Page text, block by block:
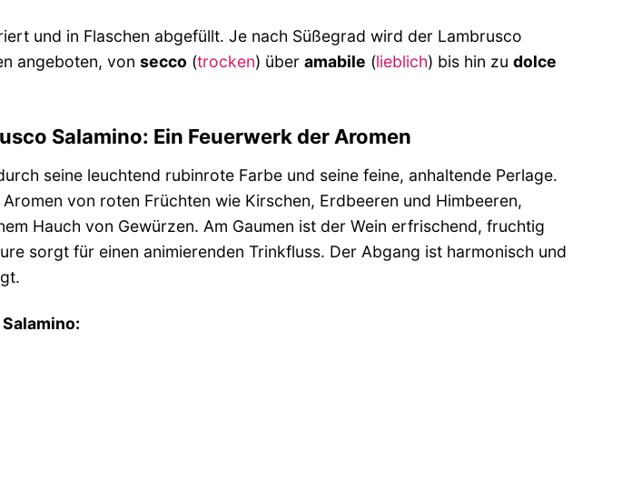
und in Flaschen abgefüllt. Je nach Süßegrad wird der Lambrusco
angeboten, von secco (trocken) über amabile (lieblich) bis hin zu dolce
Salamino: Ein Feuerwerk der Aromen
seine leuchtend rubinrote Farbe und seine feine, anhaltende Perlage.
von roten Früchten wie Kirschen, Erdbeeren und Himbeeren,
Hauch von Gewürzen. Am Gaumen ist der Wein erfrischend, fruchtig
sorgt für einen animierenden Trinkfluss. Der Abgang ist harmonisch und